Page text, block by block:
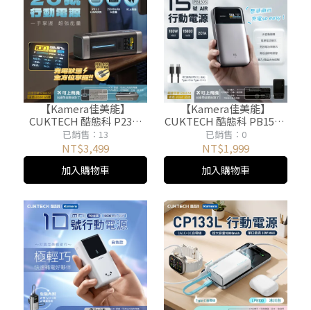
【Kamera佳美能】
CUKTECH 酷態科 P23｜
20號 行動電源｜
25000mAh 210W 三孔旗艦
快充
已銷售：13
NT$3,499
加入購物車
【Kamera佳美能】
CUKTECH 酷態科 PB150S
｜15號 AIR 行動電源｜
15000mAh 100W 極薄紅點
獎
已銷售：0
NT$1,999
加入購物車